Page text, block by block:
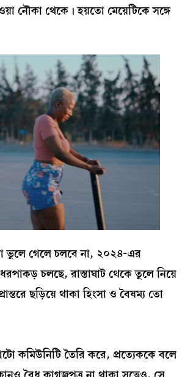
নৌকা থেকে। হয়তো মেয়েটিকে সঙ্গে
ভুলে গেলে চলবে না, ২০২৪-এর
চলছে, রাস্তাঘাট থেকে তুলে নিয়ে
ছড়িয়ে থাকা হিংসা ও বৈষম্য তো
কমিউনিটি তৈরি করে, প্রত্যেককে বলে